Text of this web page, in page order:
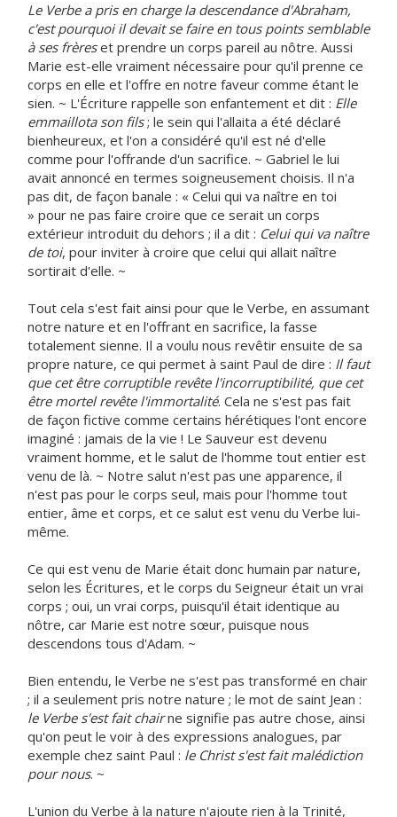
Le Verbe a pris en charge la descendance d'Abraham,
c'est pourquoi il devait se faire en tous points semblable
à ses frèreset prendre un corps pareil au nôtre. Aussi
Marie est-elle vraiment nécessaire pour qu'il prenne ce
corps en elle et l'offre en notre faveur comme étant le
sien. ~ L'Écriture rappelle son enfantement et dit : Elle
emmaillota son fils; le sein qui l'allaita a été déclaré
bienheureux, et l'on a considéré qu'il est né d'elle
comme pour l'offrande d'un sacrifice. ~ Gabriel le lui
avait annoncé en termes soigneusement choisis. Il n'a
pas dit, de façon banale : « Celui qui va naître en toi
» pour ne pas faire croire que ce serait un corps
extérieur introduit du dehors ; il a dit : Celui qui va naître
de toi, pour inviter à croire que celui qui allait naître
sortirait d'elle. ~
Tout cela s'est fait ainsi pour que le Verbe, en assumant
notre nature et en l'offrant en sacrifice, la fasse
totalement sienne. Il a voulu nous revêtir ensuite de sa
propre nature, ce qui permet à saint Paul de dire : Il faut
que cet être corruptible revête l'incorruptibilité, que cet
être mortel revête l'immortalité. Cela ne s'est pas fait
de façon fictive comme certains hérétiques l'ont encore
imaginé : jamais de la vie ! Le Sauveur est devenu
vraiment homme, et le salut de l'homme tout entier est
venu de là. ~ Notre salut n'est pas une apparence, il
n'est pas pour le corps seul, mais pour l'homme tout
entier, âme et corps, et ce salut est venu du Verbe lui-
même.
Ce qui est venu de Marie était donc humain par nature,
selon les Écritures, et le corps du Seigneur était un vrai
corps ; oui, un vrai corps, puisqu'il était identique au
nôtre, car Marie est notre sœur, puisque nous
descendons tous d'Adam. ~
Bien entendu, le Verbe ne s'est pas transformé en chair
; il a seulement pris notre nature ; le mot de saint Jean :
le Verbe s'est fait chairne signifie pas autre chose, ainsi
qu'on peut le voir à des expressions analogues, par
exemple chez saint Paul : le Christ s'est fait malédiction
pour nous. ~
L'union du Verbe à la nature n'ajoute rien à la Trinité,